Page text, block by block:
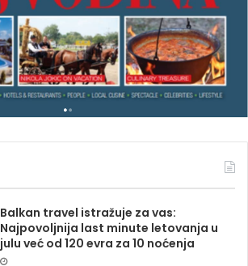
Balkan travel istražuje za vas:
Najpovoljnija last minute letovanja u
julu već od 120 evra za 10 noćenja